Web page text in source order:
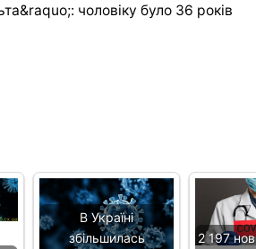
чоловіку було 36 років
В Україні
збільшилась
2 197